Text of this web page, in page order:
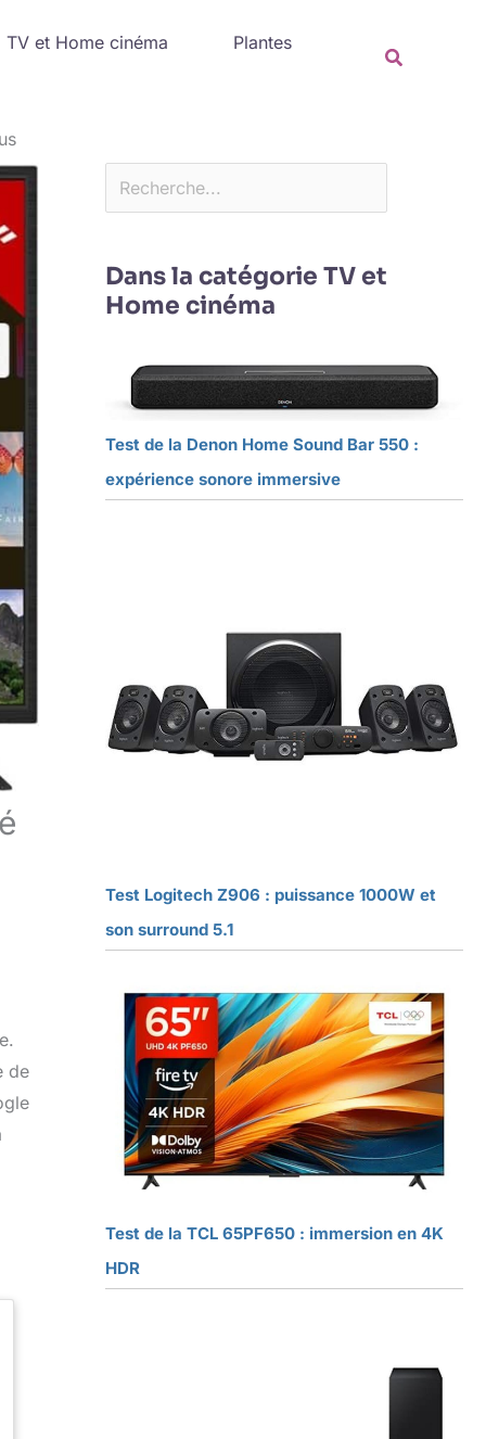
TV et Home cinéma
Plantes
de
Dans la catégorie TV et
Home cinéma
Test de la Denon Home Sound Bar 550 :
expérience sonore immersive
Test Logitech Z906 : puissance 1000W et
son surround 5.1
Test de la TCL 65PF650 : immersion en 4K
HDR